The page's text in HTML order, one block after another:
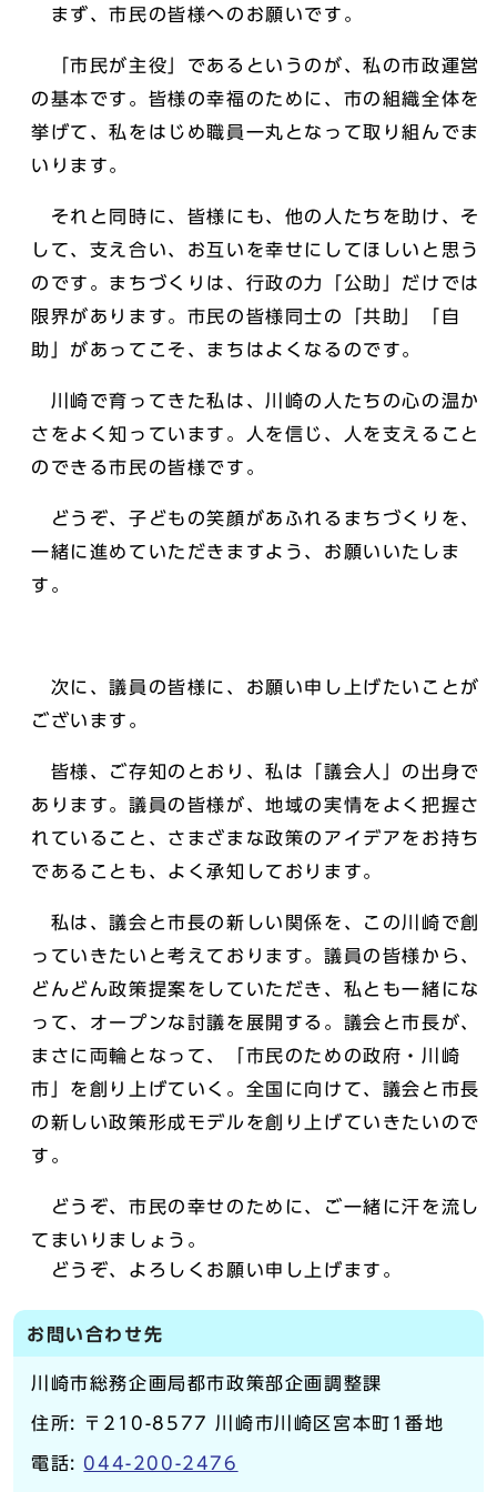
まず、市民の皆様へのお願いです。
「市民が主役」であるというのが、私の市政運営
の基本です。皆様の幸福のために、市の組織全体を
挙げて、私をはじめ職員一丸となって取り組んでま
いります。
それと同時に、皆様にも、他の人たちを助け、そ
して、支え合い、お互いを幸せにしてほしいと思う
のです。まちづくりは、行政の力「公助」だけでは
限界があります。市民の皆様同士の「共助」「自
助」があってこそ、まちはよくなるのです。
川崎で育ってきた私は、川崎の人たちの心の温か
さをよく知っています。人を信じ、人を支えること
のできる市民の皆様です。
どうぞ、子どもの笑顔があふれるまちづくりを、
一緒に進めていただきますよう、お願いいたしま
す。
次に、議員の皆様に、お願い申し上げたいことが
ございます。
皆様、ご存知のとおり、私は「議会人」の出身で
あります。議員の皆様が、地域の実情をよく把握さ
れていること、さまざまな政策のアイデアをお持ち
であることも、よく承知しております。
私は、議会と市長の新しい関係を、この川崎で創
っていきたいと考えております。議員の皆様から、
どんどん政策提案をしていただき、私とも一緒にな
って、オープンな討議を展開する。議会と市長が、
まさに両輪となって、「市民のための政府・川崎
市」を創り上げていく。全国に向けて、議会と市長
の新しい政策形成モデルを創り上げていきたいので
す。
どうぞ、市民の幸せのために、ご一緒に汗を流し
てまいりましょう。
どうぞ、よろしくお願い申し上げます。
お問い合わせ先
川崎市総務企画局都市政策部企画調整課
住所: 〒210-8577 川崎市川崎区宮本町1番地
電話: 044-200-2476